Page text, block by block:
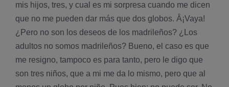
mis hijos, tres, y cual es mi sorpresa cuando me dicen
que no me pueden dar más que dos globos. Â¡Vaya!
¿Pero no son los deseos de los madrileños? ¿Los
adultos no somos madrileños? Bueno, el caso es que
me resigno, tampoco es para tanto, pero le digo que
son tres niños, que a mi me da lo mismo, pero que al